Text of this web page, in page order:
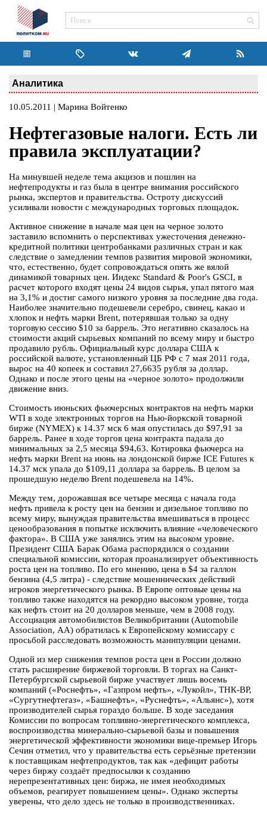
Аналитика
10.05.2011 | Марина Войтенко
Нефтегазовые налоги. Есть ли
правила эксплуатации?
На минувшей неделе тема акцизов и пошлин на
нефтепродукты и газ была в центре внимания российского
рынка, экспертов и правительства. Остроту дискуссий
усиливали новости с международных торговых площадок.
Активное снижение в начале мая цен на черное золото
заставило вспомнить о перспективах ужесточения денежно-
кредитной политики центробанками различных стран и как
следствие о замедлении темпов развития мировой экономики,
что, естественно, будет сопровождаться опять же вялой
динамикой товарных цен. Индекс Standard & Poor's GSCI, в
расчет которого входят цены 24 видов сырья, упал пятого мая
на 3,1% и достиг самого низкого уровня за последние два года.
Наиболее значительно подешевели серебро, свинец, какао и
хлопок и нефть марки Brent, потерявшая только за одну
торговую сессию $10 за баррель. Это негативно сказалось на
стоимости акций сырьевых компаний по всему миру и быстро
продавило рубль. Официальный курс доллара США к
российской валюте, установленный ЦБ РФ с 7 мая 2011 года,
вырос на 40 копеек и составил 27,6635 рубля за доллар.
Однако и после этого цены на «черное золото» продолжили
движение вниз.
Стоимость июньских фьючерсных контрактов на нефть марки
WTI в ходе электронных торгов на Нью-йоркской товарной
бирже (NYMEX) к 14.37 мск 6 мая опустилась до $97,91 за
баррель. Ранее в ходе торгов цена контракта падала до
минимальных за 2,5 месяца $94,63. Котировка фьючерса на
нефть марки Brent на июнь на лондонской бирже ICE Futures к
14.37 мск упала до $109,11 доллара за баррель. В целом за
прошедшую неделю Brent подешевела на 14%.
Между тем, дорожавшая все четыре месяца с начала года
нефть привела к росту цен на бензин и дизельное топливо по
всему миру, вынуждая правительства вмешиваться в процесс
ценообразования в попытке исключить влияние «человеческого
фактора». В США уже занялись этим на высоком уровне.
Президент США Барак Обама распорядился о создании
специальной комиссии, которая проанализирует объективность
роста цен на топливо. По его мнению, цена в $4 за галлон
бензина (4,5 литра) - следствие мошеннических действий
игроков энергетического рынка. В Европе оптовые цены на
топливо также находятся на рекордно высоком уровне, тогда
как нефть стоит на 20 долларов меньше, чем в 2008 году.
Ассоциация автомобилистов Великобритании (Automobile
Association, АА) обратилась к Европейскому комиссару с
просьбой расследовать возможность манипуляции ценами.
Одной из мер снижения темпов роста цен в России должно
стать расширение биржевой торговли. В торгах на Санкт-
Петербургской сырьевой бирже участвует лишь восемь
компаний («Роснефть», «Газпром нефть», «Лукойл», ТНК-ВР,
«Сургутнефтегаз», «Башнефть», «Руснефть», «Альянс»), хотя
производителей сырья гораздо больше. В ходе заседания
Комиссии по вопросам топливно-энергетического комплекса,
воспроизводства минерально-сырьевой базы и повышения
энергетической эффективности экономики вице-премьер Игорь
Сечин отметил, что у правительства есть серьёзные претензии
к поставщикам нефтепродуктов, так как «дефицит работы
через биржу создаёт предпосылки к созданию
нерепрезентативных цен: биржа, не имея необходимых
объемов, реагирует повышением цены». Однако эксперты
уверены, что дело здесь не только в производственниках.